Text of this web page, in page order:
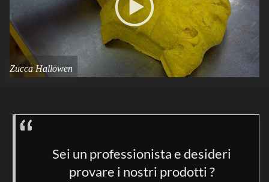
Zucca Hallowen
Sei un professionista e desideri
provare i nostri prodotti ?